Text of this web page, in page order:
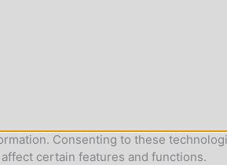
Consenting to these
certain features and functions.